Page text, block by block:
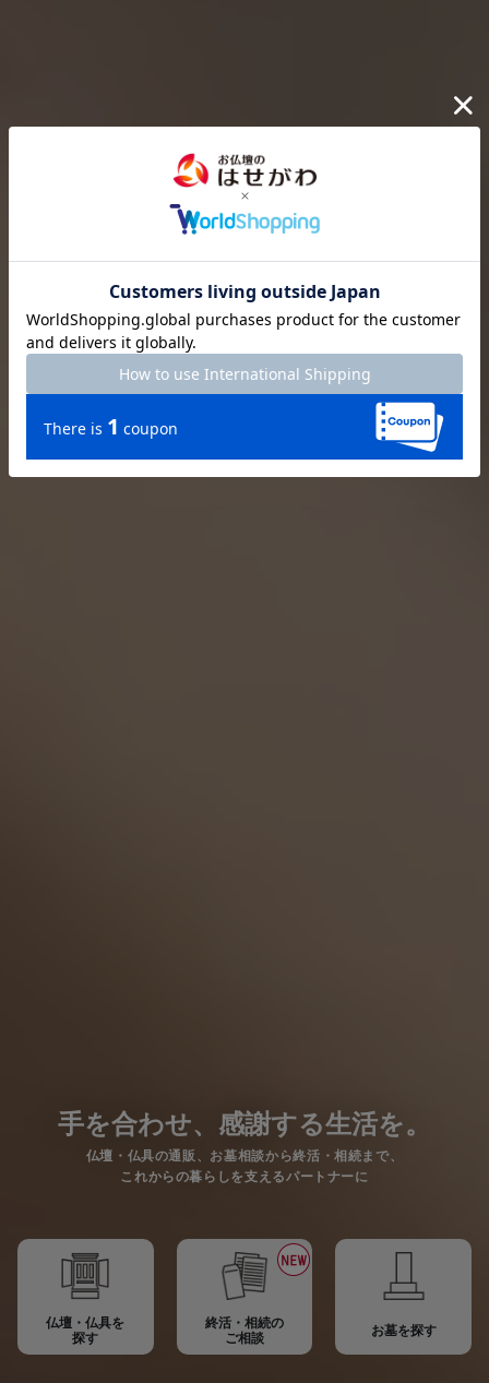
手を合わせ、感謝する生活を。
仏壇・仏具の通販、お墓相談から終活・相続まで、
これからの暮らしを支えるパートナーに
仏壇・仏具を
探す
終活・相続の
ご相談 お墓を探す